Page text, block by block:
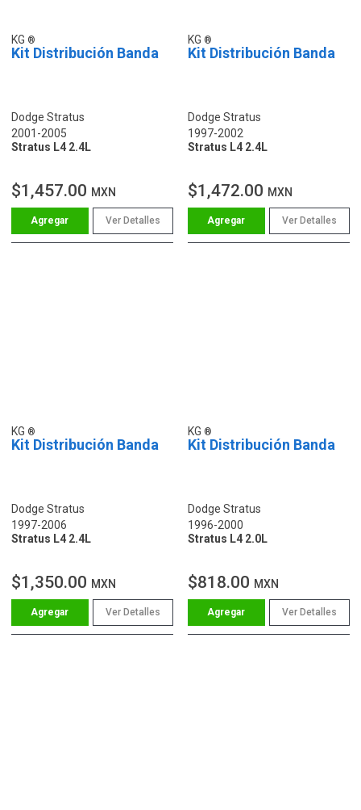
KG
Kit Distribución Banda
Dodge Stratus
2001-2005
Stratus L4 2.4L
$1,457.00 MXN
Ver Detalles
KG
Kit Distribución Banda
Dodge Stratus
1997-2002
Stratus L4 2.4L
$1,472.00 MXN
Ver Detalles
KG
Kit Distribución Banda
Dodge Stratus
1997-2006
Stratus L4 2.4L
$1,350.00 MXN
Ver Detalles
KG
Kit Distribución Banda
Dodge Stratus
1996-2000
Stratus L4 2.0L
$818.00 MXN
Ver Detalles